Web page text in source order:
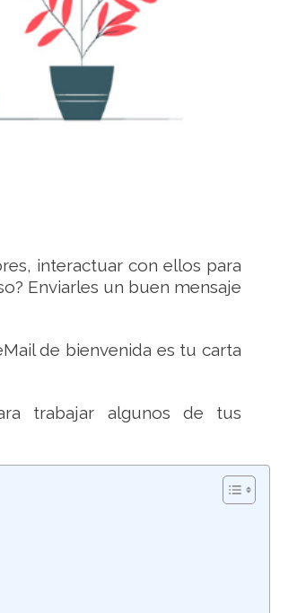
interactuar con ellos para
Enviarles un buen mensaje
de bienvenida es tu carta
trabajar algunos de tus